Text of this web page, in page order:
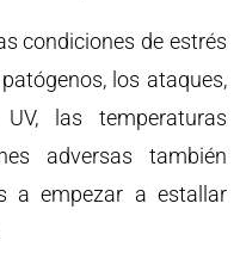
condiciones de estrés
los ataques,
las temperaturas
adversas también
a empezar a estallar